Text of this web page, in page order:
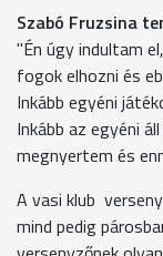
Szabó Fruzsina
"Én úgy indultam
fogok elhozni és
Inkább egyéni
Inkább az egyéni
megnyertem és
A vasi klub
mind pedig